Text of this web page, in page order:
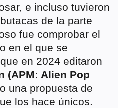
e incluso tuvieron
de la parte
fue comprobar el
en el que se
en 2024 editaron
(APM: Alien Pop
una propuesta de
los hace únicos.